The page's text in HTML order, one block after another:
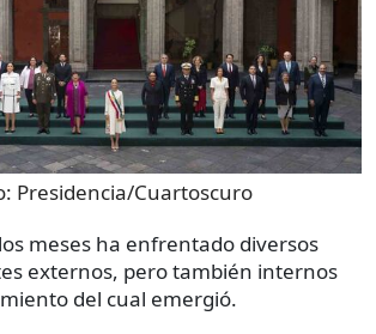
Presidencia/Cuartoscuro
meses ha enfrentado diversos
externos, pero también internos
del cual emergió.